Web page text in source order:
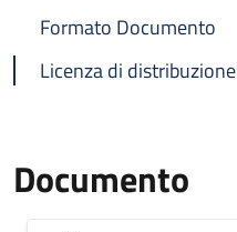
Formato Documento
Licenza di distribuzione
Documento